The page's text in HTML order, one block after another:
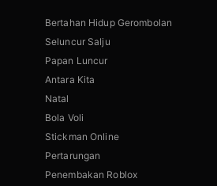
Bertahan Hidup Gerombolan
Seluncur Salju
Papan Luncur
Antara Kita
Natal
Bola Voli
Stickman Online
Pertarungan
Penembakan Roblox